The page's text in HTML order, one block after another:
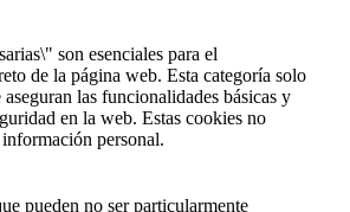
son esenciales para el
de la página web. Esta categoría solo
las funcionalidades básicas y
en la web. Estas cookies no
personal.
pueden no ser particularmente